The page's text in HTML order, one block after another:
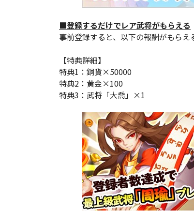
■登録するだけでレア武将がもらえる
事前登録すると、以下の報酬がもらえ
【特典詳細】
特典1：銅貨×50000
特典2：黄金×100
特典3：武将「大喬」×1